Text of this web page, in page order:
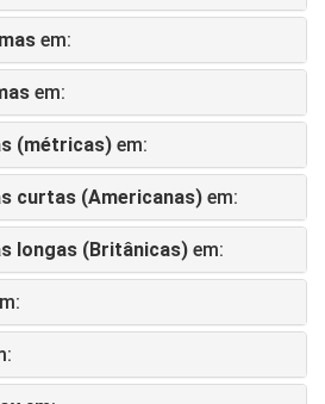
em:
em:
(métricas) em:
curtas (Americanas) em:
longas (Britânicas) em: